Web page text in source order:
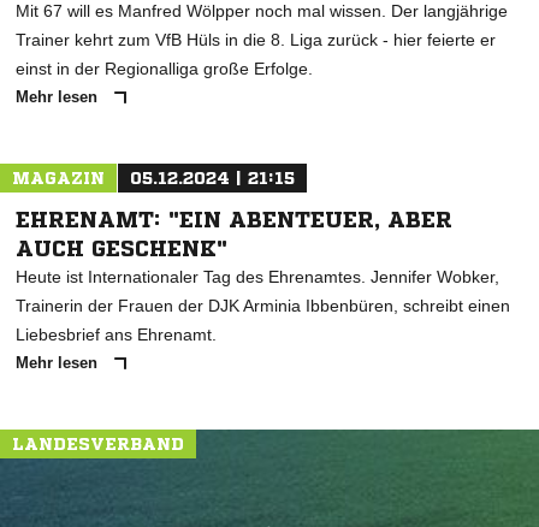
Mit 67 will es Manfred Wölpper noch mal wissen. Der langjährige
Trainer kehrt zum VfB Hüls in die 8. Liga zurück - hier feierte er
einst in der Regionalliga große Erfolge.
Mehr lesen
MAGAZIN 05.12.2024 | 21:15
EHRENAMT: "EIN ABENTEUER, ABER
AUCH GESCHENK"
Heute ist Internationaler Tag des Ehrenamtes. Jennifer Wobker,
Trainerin der Frauen der DJK Arminia Ibbenbüren, schreibt einen
Liebesbrief ans Ehrenamt.
Mehr lesen
LANDESVERBAND